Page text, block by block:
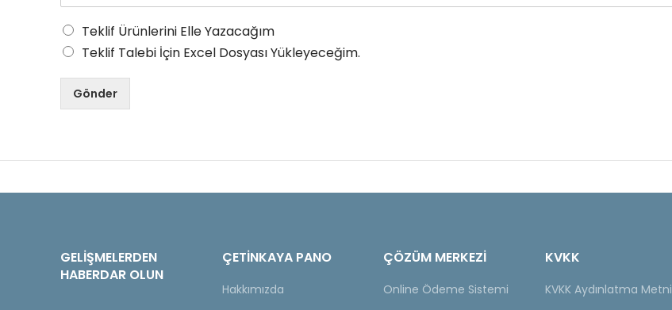
Teklif Ürünlerini Elle Yazacağım
Teklif Talebi İçin Excel Dosyası Yükleyeceğim.
Gönder
GELIŞMELERDEN
HABERDAR OLUN
ÇETINKAYA PANO
Hakkımızda
ÇÖZÜM MERKEZİ
Online Ödeme Sistemi
KVKK
KVKK Aydınlatma Metni